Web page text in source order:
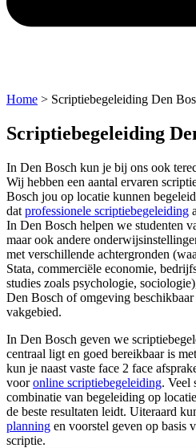
Home > Scriptiebegeleiding Den
Scriptiebegeleiding
In Den Bosch kun je bij ons ook
Wij hebben een aantal ervaren
Bosch jou op locatie kunnen
dat professionele scriptiebegeleiding
In Den Bosch helpen we studenten
maar ook andere
met verschillende achtergronden
Stata, commerciële economie,
studies zoals psychologie,
Den Bosch of omgeving
vakgebied.
In Den Bosch geven we
centraal ligt en goed bereikbaar is
kun je naast vaste face 2 face
vooronline scriptiebegeleiding. Veel
combinatie van begeleiding op
de beste resultaten leidt. Uiteraard
planning en voorstel geven op basis
scriptie.